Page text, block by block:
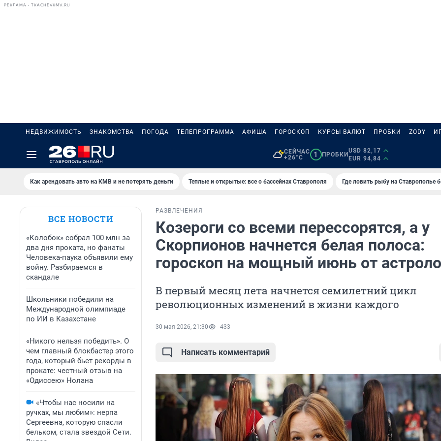
РЕКЛАМА • TKACHEVKMV.RU
НЕДВИЖИМОСТЬ ЗНАКОМСТВА ПОГОДА ТЕЛЕПРОГРАММА АФИША ГОРОСКОП КУРСЫ ВАЛЮТ ПРОБКИ ZODY
СЕЙЧАС
+26°C
1 ПРОБКИ
USD 82,17
EUR 94,84
Как арендовать авто на КМВ и не потерять деньги Теплые и открытые: все о бассейнах Ставрополя Где ловить рыбу на Ставрополье
ВСЕ НОВОСТИ
«Колобок» собрал 100 млн за
два дня проката, но фанаты
Человека-паука объявили ему
войну. Разбираемся в
скандале
Школьники победили на
Международной олимпиаде
по ИИ в Казахстане
«Никого нельзя победить». О
чем главный блокбастер этого
года, который бьет рекорды в
прокате: честный отзыв на
«Одиссею» Нолана
«Чтобы нас носили на
ручках, мы любим»: нерпа
Сергеевна, которую спасли
бельком, стала звездой Сети.
РАЗВЛЕЧЕНИЯ
Козероги со всеми перессорятся, а у
Скорпионов начнется белая полоса:
гороскоп на мощный июнь от
В первый месяц лета начнется семилетний цикл
революционных изменений в жизни каждого
30 мая 2026, 21:30 433
Написать комментарий